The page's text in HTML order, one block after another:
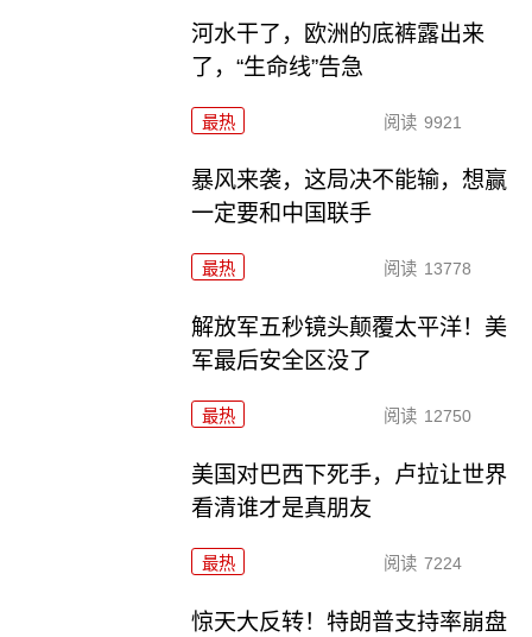
河水干了，欧洲的底裤露出来
了，“生命线”告急
最热 阅读 9921
暴风来袭，这局决不能输，想赢
一定要和中国联手
最热 阅读 13778
解放军五秒镜头颠覆太平洋！美
军最后安全区没了
最热 阅读 12750
美国对巴西下死手，卢拉让世界
看清谁才是真朋友
最热 阅读 7224
惊天大反转！特朗普支持率崩盘